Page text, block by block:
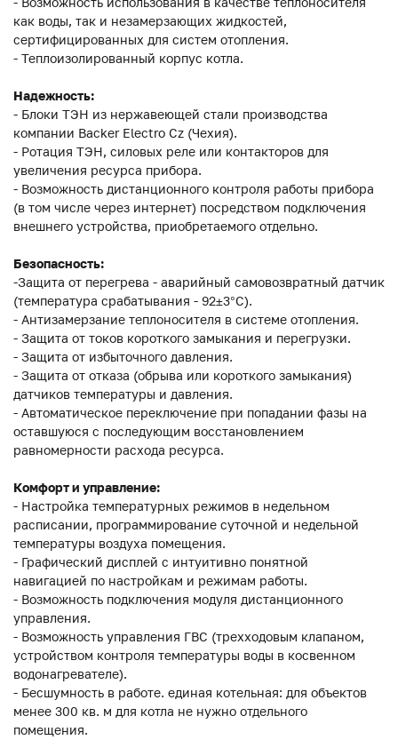
как воды, так и незамерзающих жидкостей,
сертифицированных для систем отопления.
- Теплоизолированный корпус котла.
Надежность:
- Блоки ТЭН из нержавеющей стали производства
компании Backer Electro Cz (Чехия).
- Ротация ТЭН, силовых реле или контакторов для
увеличения ресурса прибора.
- Возможность дистанционного контроля работы прибора
(в том числе через интернет) посредством подключения
внешнего устройства, приобретаемого отдельно.
Безопасность:
-Защита от перегрева - аварийный самовозвратный датчик
(температура срабатывания - 92±3°С).
- Антизамерзание теплоносителя в системе отопления.
- Защита от токов короткого замыкания и перегрузки.
- Защита от избыточного давления.
- Защита от отказа (обрыва или короткого замыкания)
датчиков температуры и давления.
- Автоматическое переключение при попадании фазы на
оставшуюся с последующим восстановлением
равномерности расхода ресурса.
Комфорт и управление:
- Настройка температурных режимов в недельном
расписании, программирование суточной и недельной
температуры воздуха помещения.
- Графический дисплей с интуитивно понятной
навигацией по настройкам и режимам работы.
- Возможность подключения модуля дистанционного
управления.
- Возможность управления ГВС (трехходовым клапаном,
устройством контроля температуры воды в косвенном
водонагревателе).
- Бесшумность в работе. единая котельная: для объектов
менее 300 кв. м для котла не нужно отдельного
помещения.